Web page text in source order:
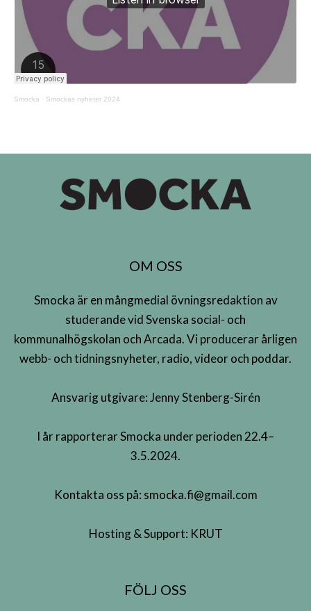
Smocka · Smockas nyheter 2024
OM OSS
Smocka är en mångmedial övningsredaktion av
studerande vid Svenska social- och
kommunalhögskolan och Arcada. Vi producerar årligen
webb- och tidningsnyheter, radio, videor och poddar.
Ansvarig utgivare: Jenny Stenberg-Sirén
I år rapporterar Smocka under perioden 22.4–
3.5.2024.
Kontakta oss på: smocka.fi@gmail.com
Hosting & Support: KRUT
FÖLJ OSS